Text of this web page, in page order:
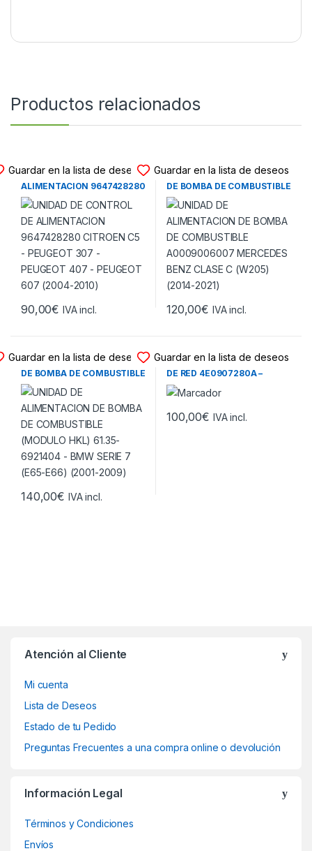
Productos relacionados
Guardar en la lista de deseos
UNIDAD DE CONTROL DE
ALIMENTACION 9647428280
CITROEN C5 – PEUGEOT 307
– PEUGEOT 407 – PEUGEOT
607 (2004-2010)
90,00€ IVA incl.
Guardar en la lista de deseos
UNIDAD DE ALIMENTACION
DE BOMBA DE COMBUSTIBLE
A0009006007 MERCEDES
BENZ CLASE C (W205)
(2014-2021)
120,00€ IVA incl.
Guardar en la lista de deseos
UNIDAD DE ALIMENTACION
DE BOMBA DE COMBUSTIBLE
(MODULO HKL) 61.35-
6921404 – BMW SERIE 7
(E65-E66) (2001-2009)
140,00€ IVA incl.
Guardar en la lista de deseos
UNIDAD DE ALIMENTACION
DE RED 4E0907280A –
BOSCH F005S00073 AUDI
A6 (C6) – AUDI A8 (D3)
100,00€ IVA incl.
Atención al Cliente
Mi cuenta
Lista de Deseos
Estado de tu Pedido
Preguntas Frecuentes a una compra online o devolución
Información Legal
Términos y Condiciones
Envíos